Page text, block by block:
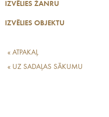
IZVĒLIES ŽANRU
IZVĒLIES OBJEKTU
« ATPAKAĻ
« UZ SADAĻAS SĀKUMU